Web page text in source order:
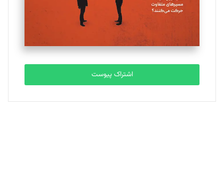
تحریریه
مصطفی مسجدی آرانی
تحریریه
بابک نقاش
تحریریه
اشتراک پیوست